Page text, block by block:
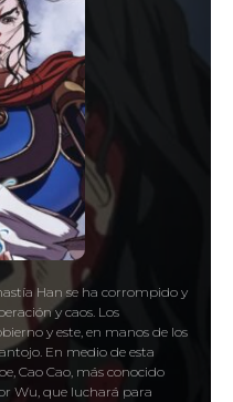
Han se ha corrompido y
y caos. Los
y este, en manos de los
En medio de esta
Cao Cao, más conocido
Wu, que luchará para